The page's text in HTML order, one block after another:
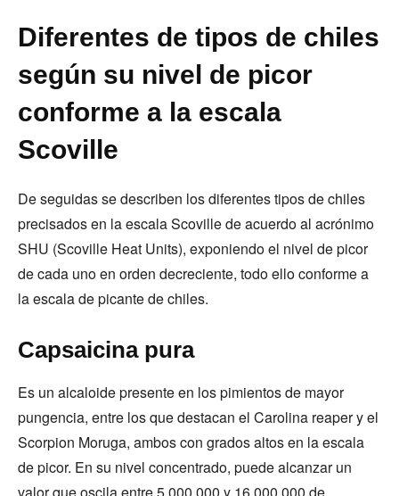
Diferentes de tipos de chiles
según su nivel de picor
conforme a la escala
Scoville
De seguidas se describen los diferentes tipos de chiles
precisados en la escala Scoville de acuerdo al acrónimo
SHU (Scoville Heat Units), exponiendo el nivel de picor
de cada uno en orden decreciente, todo ello conforme a
la escala de picante de chiles.
Capsaicina pura
Es un alcaloide presente en los pimientos de mayor
pungencia, entre los que destacan el Carolina reaper y el
Scorpion Moruga, ambos con grados altos en la escala
de picor. En su nivel concentrado, puede alcanzar un